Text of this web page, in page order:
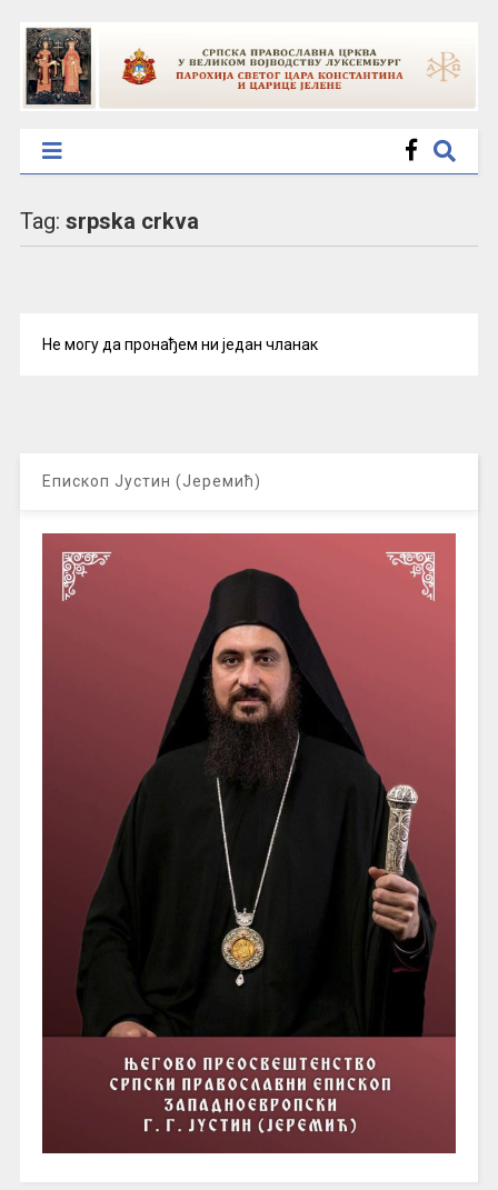
Tag: srpska crkva
Не могу да пронађем ни један чланак
Епископ Јустин (Јеремић)